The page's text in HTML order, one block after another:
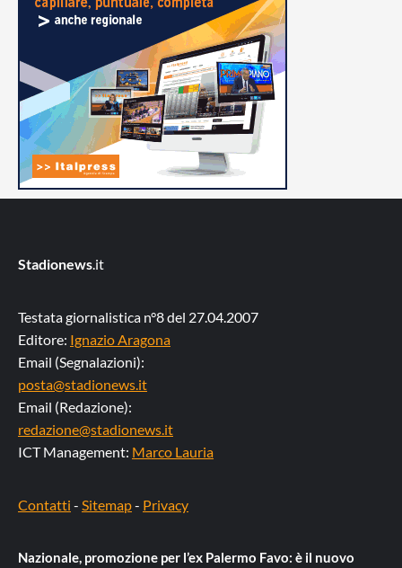
Stadionews.it
Testata giornalistica n°8 del 27.04.2007
Editore: Ignazio Aragona
Email (Segnalazioni):
posta@stadionews.it
Email (Redazione):
redazione@stadionews.it
ICT Management: Marco Lauria
Contatti - Sitemap- Privacy
Nazionale, promozione per l’ex Palermo Favo: è il nuovo